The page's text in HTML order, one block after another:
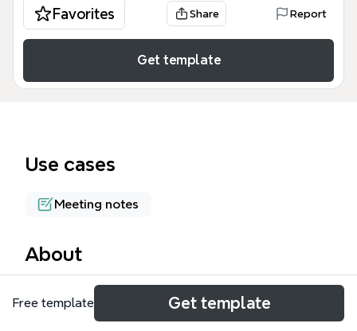
Favorites Share Report
Get template
Use cases
Meeting notes
About
3월 29일_김규태 마인드맵 템플릿은 특정 시점의 기업
운영 현황과 비즈니스 성과를 체계적으로 정리한 실무
Free template Get template